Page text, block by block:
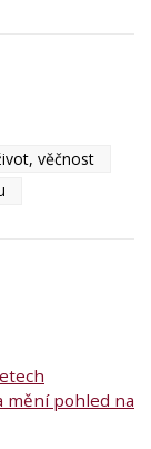
věčnost
mění pohled na